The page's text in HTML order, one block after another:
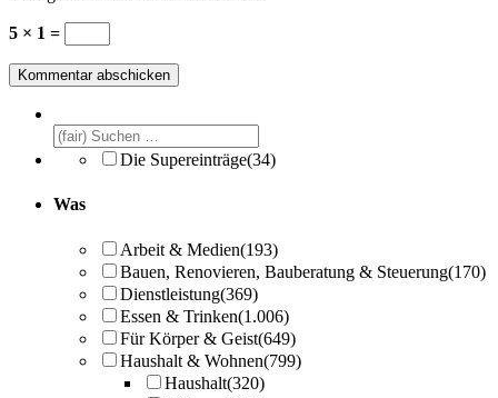
5 × 1 =
Die Supereinträge(34)
Was
Arbeit & Medien(193)
Bauen, Renovieren, Bauberatung & Steuerung(170)
Dienstleistung(369)
Essen & Trinken(1.006)
Für Körper & Geist(649)
Haushalt & Wohnen(799)
Haushalt(320)